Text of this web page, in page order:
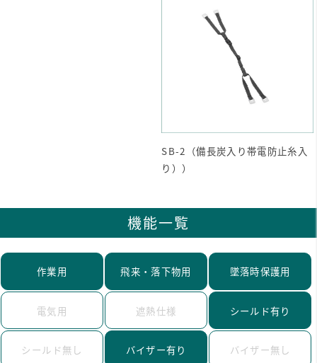
SB-2（備長炭入り帯電防止糸入
り））
機能一覧
作業用 飛来・落下物用 墜落時保護用
電気用 遮熱仕様 シールド有り
シールド無し バイザー有り バイザー無し